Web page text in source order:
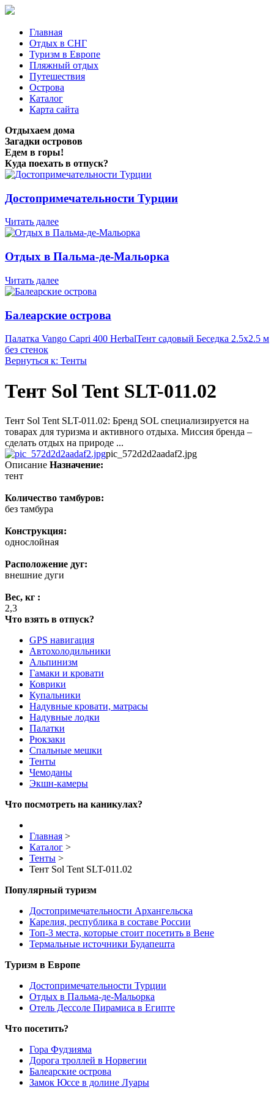
Главная
Отдых в СНГ
Туризм в Европе
Пляжный отдых
Путешествия
Острова
Каталог
Карта сайта
Отдыхаем дома
Загадки островов
Едем в горы!
Куда поехать в отпуск?
Достопримечательности Турции
Читать далее
Отдых в Пальма-де-Мальорка
Читать далее
Балеарские острова
Палатка Vango Capri 400 HerbalТент садовый Беседка 2.5х2.5 м
без стенок
Вернуться к: Тенты
Тент Sol Tent SLT-011.02
Тент Sol Tent SLT-011.02: Бренд SOL специализируется на
товарах для туризма и активного отдыха. Миссия бренда –
сделать отдых на природе ...
pic_572d2d2aadaf2.jpg
Описание Назначение:
тент
Количество тамбуров:
без тамбура
Конструкция:
однослойная
Расположение дуг:
внешние дуги
Вес, кг :
2,3
Что взять в отпуск?
GPS навигация
Автохолодильники
Альпинизм
Гамаки и кровати
Коврики
Купальники
Надувные кровати, матрасы
Надувные лодки
Палатки
Рюкзаки
Спальные мешки
Тенты
Чемоданы
Экшн-камеры
Что посмотреть на каникулах?
Главная >
Каталог >
Тенты >
Тент Sol Tent SLT-011.02
Популярный туризм
Достопримечательности Архангельска
Карелия, республика в составе России
Топ-3 места, которые стоит посетить в Вене
Термальные источники Будапешта
Туризм в Европе
Достопримечательности Турции
Отдых в Пальма-де-Мальорка
Отель Дессоле Пирамиса в Египте
Что посетить?
Гора Фудзияма
Дорога троллей в Норвегии
Балеарские острова
Замок Юссе в долине Луары